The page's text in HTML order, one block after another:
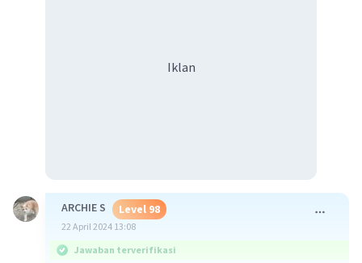
Iklan
ARCHIE S Level 98
22 April 2024 13:08
Jawaban terverifikasi